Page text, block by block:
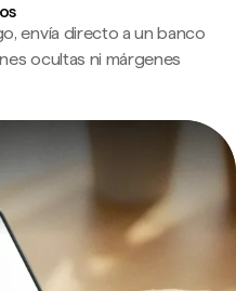
envía directo a un banco
ocultas ni márgenes